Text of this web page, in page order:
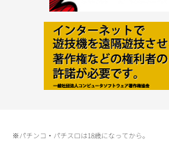
※パチンコ・パチスロは18歳になってから。